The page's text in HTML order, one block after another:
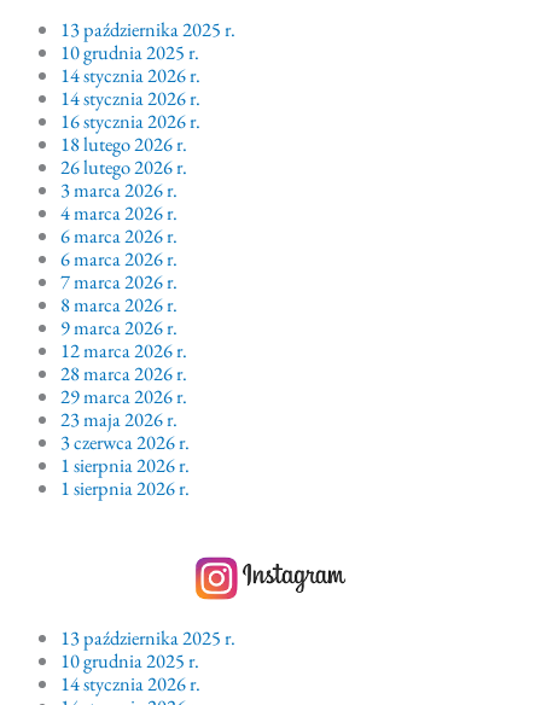
13 października 2025 r.
10 grudnia 2025 r.
14 stycznia 2026 r.
14 stycznia 2026 r.
16 stycznia 2026 r.
18 lutego 2026 r.
26 lutego 2026 r.
3 marca 2026 r.
4 marca 2026 r.
6 marca 2026 r.
6 marca 2026 r.
7 marca 2026 r.
8 marca 2026 r.
9 marca 2026 r.
12 marca 2026 r.
28 marca 2026 r.
29 marca 2026 r.
23 maja 2026 r.
3 czerwca 2026 r.
1 sierpnia 2026 r.
1 sierpnia 2026 r.
13 października 2025 r.
10 grudnia 2025 r.
14 stycznia 2026 r.